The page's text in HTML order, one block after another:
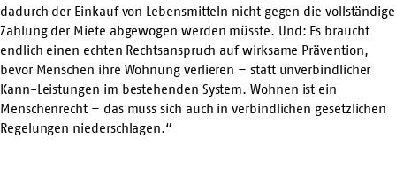
dadurch der Einkauf von Lebensmitteln nicht gegen die vollständige
Zahlung der Miete abgewogen werden müsste. Und: Es braucht
endlich einen echten Rechtsanspruch auf wirksame Prävention,
bevor Menschen ihre Wohnung verlieren – statt unverbindlicher
Kann-Leistungen im bestehenden System. Wohnen ist ein
Menschenrecht – das muss sich auch in verbindlichen gesetzlichen
Regelungen niederschlagen.“